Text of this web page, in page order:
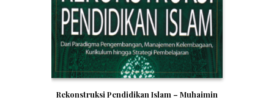
Rekonstruksi Pendidikan Islam – Muhaimin